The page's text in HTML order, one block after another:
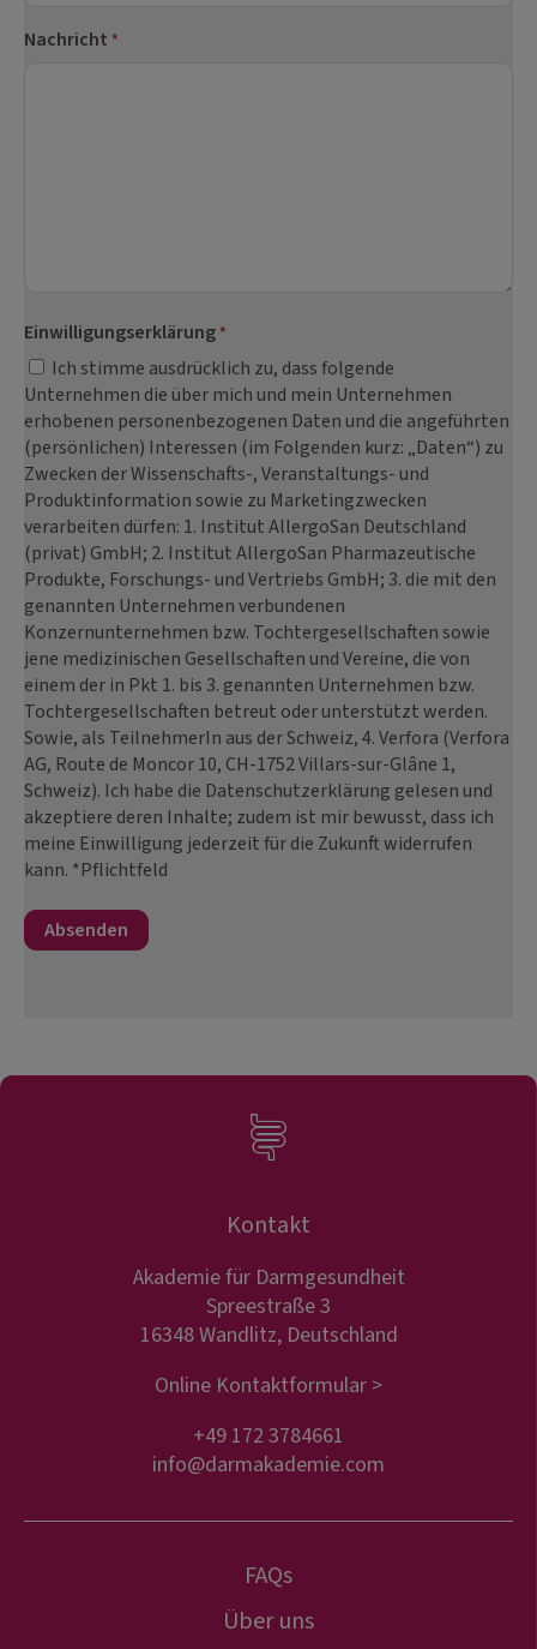
Nachricht *
Einwilligungserklärung *
Ich stimme ausdrücklich zu, dass folgende
Unternehmen die über mich und mein Unternehmen
erhobenen personenbezogenen Daten und die angeführten
(persönlichen) Interessen (im Folgenden kurz: „Daten“) zu
Zwecken der Wissenschafts-, Veranstaltungs- und
Produktinformation sowie zu Marketingzwecken
verarbeiten dürfen: 1. Institut AllergoSan Deutschland
(privat) GmbH; 2. Institut AllergoSan Pharmazeutische
Produkte, Forschungs- und Vertriebs GmbH; 3. die mit den
genannten Unternehmen verbundenen
Konzernunternehmen bzw. Tochtergesellschaften sowie
jene medizinischen Gesellschaften und Vereine, die von
einem der in Pkt 1. bis 3. genannten Unternehmen bzw.
Tochtergesellschaften betreut oder unterstützt werden.
Sowie, als TeilnehmerIn aus der Schweiz, 4. Verfora (Verfora
AG, Route de Moncor 10, CH-1752 Villars-sur-Glâne 1,
Schweiz). Ich habe die Datenschutzerklärung gelesen und
akzeptiere deren Inhalte; zudem ist mir bewusst, dass ich
meine Einwilligung jederzeit für die Zukunft widerrufen
kann. *Pflichtfeld
Kontakt
Akademie für Darmgesundheit
Spreestraße 3
16348 Wandlitz, Deutschland
Online Kontaktformular >
+49 172 3784661
info@darmakademie.com
FAQs
Über uns